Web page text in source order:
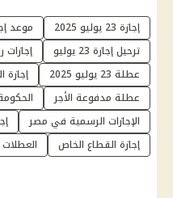
إجازة 23 يوليو 2025
موعد إجازة
ترحيل إجازة 23 يوليو
إجازات
عطلة 23 يوليو 2025
إجازة
عطلة مدفوعة الأجر
الإجازات الرسمية في مصر
إجازة القطاع الخاص
العطلات